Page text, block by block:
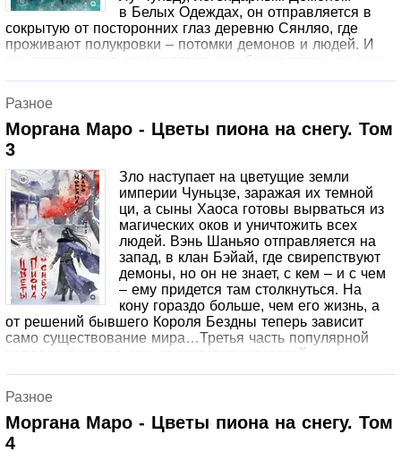
в Белых Одеждах, он отправляется в
сокрытую от посторонних глаз деревню Сянляо, где
проживают полукровки – потомки демонов и людей. И
это путешествие оказывается куда более опасным, чем
могущественные демоны, и не стоит сбрасывать со
счетов зловещую секту Вэньи, к которой когда-то
принадлежал и сам Вэнь Шаньяо.
Разное
Моргана Маро - Цветы пиона на снегу. Том
3
Зло наступает на цветущие земли
империи Чуньцзе, заражая их темной
ци, а сыны Хаоса готовы вырваться из
магических оков и уничтожить всех
людей. Вэнь Шаньяо отправляется на
запад, в клан Бэйай, где свирепствуют
демоны, но он не знает, с кем – и с чем
– ему придется там столкнуться. На
кону гораздо больше, чем его жизнь, а
от решений бывшего Короля Бездны теперь зависит
само существование мира…Третья часть популярной
новеллы в жанре сянься заставит читателей
«Лисья маска» поведает историю одного из самых
обаятельных персонажей новеллы – загадочного
Господина.
Разное
Моргана Маро - Цветы пиона на снегу. Том
4